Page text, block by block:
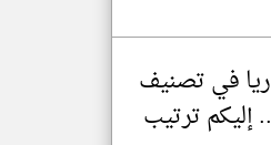
في تصنيف
إليكم ترتيب